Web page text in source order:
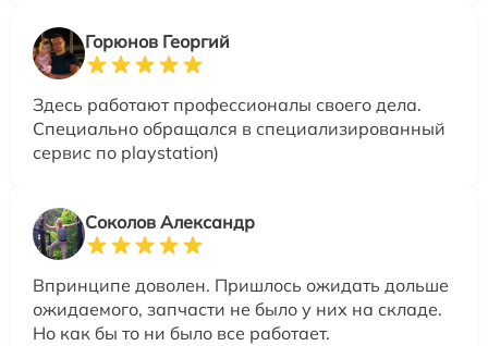
Горюнов Георгий
Здесь работают профессионалы своего дела.
Специально обращался в специализированный
сервис по playstation)
Соколов Александр
Впринципе доволен. Пришлось ожидать дольше
ожидаемого, запчасти не было у них на складе.
Но как бы то ни было все работает.